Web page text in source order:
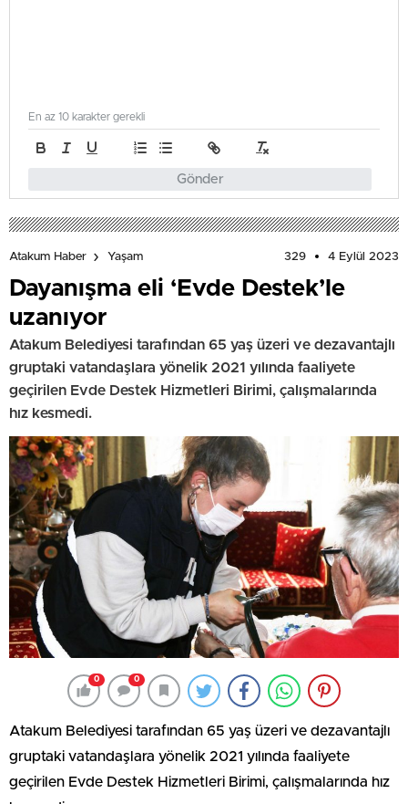
Gönder
En az 10 karakter gerekli
Atakum Haber Yaşam 329 4 Eylül 2023
Dayanışma eli ‘Evde Destek’le
uzanıyor
Atakum Belediyesi tarafından 65 yaş üzeri ve dezavantajlı
gruptaki vatandaşlara yönelik 2021 yılında faaliyete
geçirilen Evde Destek Hizmetleri Birimi, çalışmalarında
hız kesmedi.
0 0
Atakum Belediyesi tarafından 65 yaş üzeri ve dezavantajlı
gruptaki vatandaşlara yönelik 2021 yılında faaliyete
geçirilen Evde Destek Hizmetleri Birimi, çalışmalarında hız